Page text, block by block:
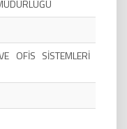
OFİS SİSTEMLERİ